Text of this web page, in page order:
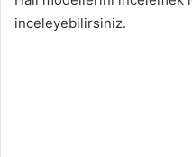
inceleyebilirsiniz.